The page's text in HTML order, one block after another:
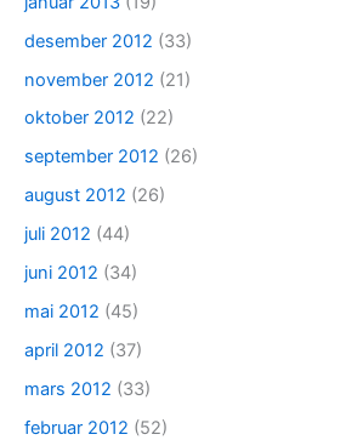
desember 2012 (33)
november 2012 (21)
oktober 2012 (22)
september 2012 (26)
august 2012 (26)
juli 2012 (44)
juni 2012 (34)
mai 2012 (45)
april 2012 (37)
mars 2012 (33)
februar 2012 (52)